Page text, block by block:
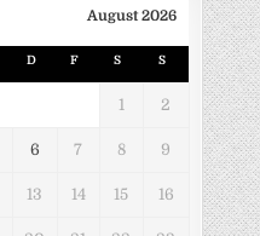
August 2026
D F S S
1 2
6 7 8 9
13 14 15 16